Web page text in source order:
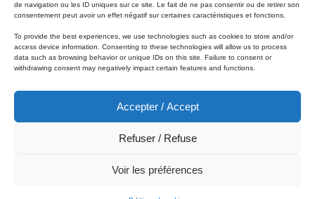
de navigation ou les ID uniques sur ce site. Le fait de ne pas consentir ou de retirer son
consentement peut avoir un effet négatif sur certaines caractéristiques et fonctions.
To provide the best experiences, we use technologies such as cookies to store and/or
access device information. Consenting to these technologies will allow us to process
data such as browsing behavior or unique IDs on this site. Failure to consent or
withdrawing consent may negatively impact certain features and functions.
Accepter / Accept
Refuser / Refuse
Voir les préférences
Outils et accessoires de peinture
ÉCO-PROMESSE DE MICCA
Peinture Micca se conforme, voire surpasse les normes
plus de notre gamme de peinture Zéro-COV, tous nos produits à base